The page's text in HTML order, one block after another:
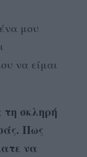
μου
να είμαι
σκληρή
Πως
να